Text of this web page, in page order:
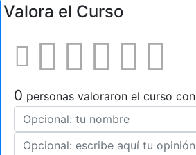
Valora el Curso
0 personas valoraron el curso con